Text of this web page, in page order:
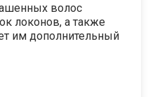
волос
локонов, а также
им дополнительный